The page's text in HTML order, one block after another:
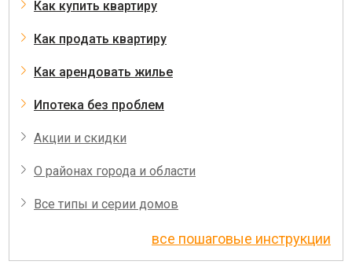
Как купить квартиру
Как продать квартиру
Как арендовать жилье
Ипотека без проблем
Акции и скидки
О районах города и области
Все типы и серии домов
все пошаговые инструкции